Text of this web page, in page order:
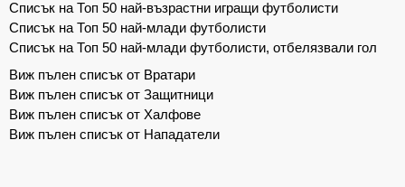
Списък на Топ 50 най-възрастни игращи футболисти
Списък на Топ 50 най-млади футболисти
Списък на Топ 50 най-млади футболисти, отбелязвали гол
Виж пълен списък от Вратари
Виж пълен списък от Защитници
Виж пълен списък от Халфове
Виж пълен списък от Нападатели